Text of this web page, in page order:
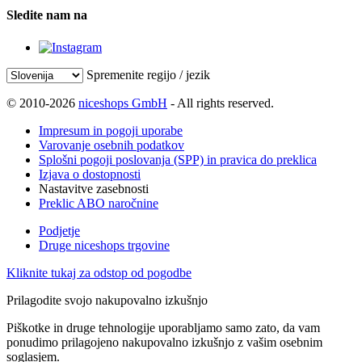
Sledite nam na
Spremenite regijo / jezik
© 2010-2026 niceshops GmbH - All rights reserved.
Impresum in pogoji uporabe
Varovanje osebnih podatkov
Splošni pogoji poslovanja (SPP) in pravica do preklica
Izjava o dostopnosti
Nastavitve zasebnosti
Preklic ABO naročnine
Podjetje
Druge niceshops trgovine
Kliknite tukaj za odstop od pogodbe
Prilagodite svojo nakupovalno izkušnjo
Piškotke in druge tehnologije uporabljamo samo zato, da vam
ponudimo prilagojeno nakupovalno izkušnjo z vašim osebnim
soglasjem.